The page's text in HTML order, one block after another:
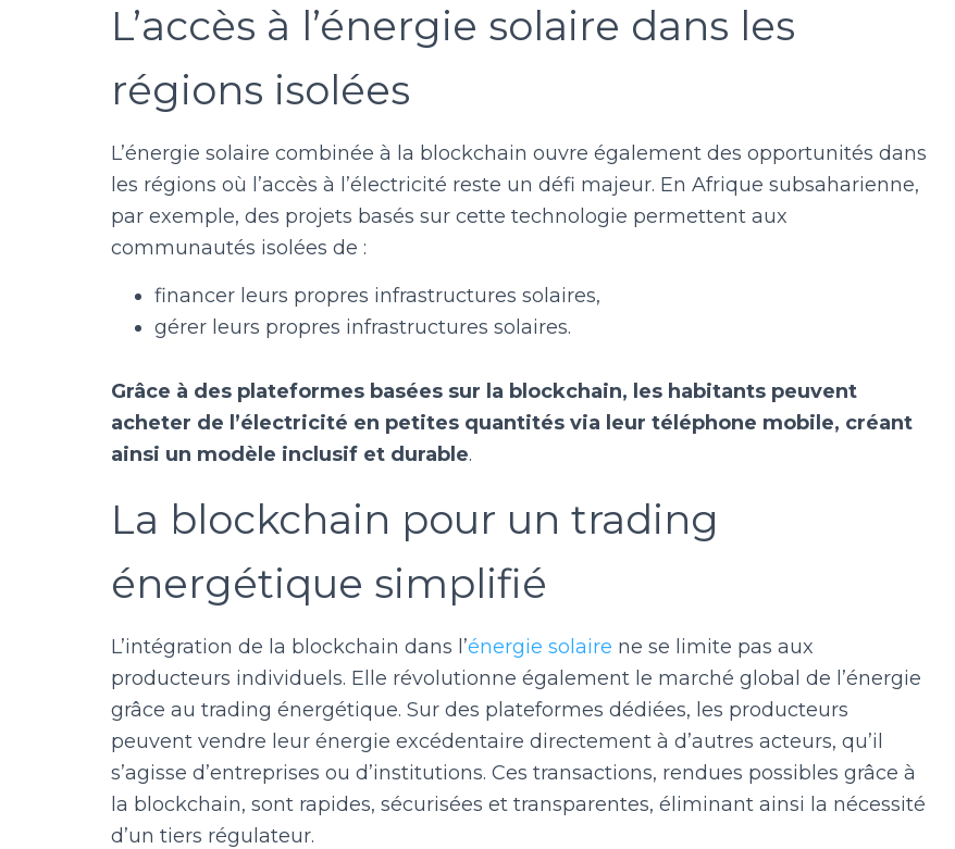
L’accès à l’énergie solaire dans les
régions isolées
L’énergie solaire combinée à la blockchain ouvre également des opportunités dans
les régions où l’accès à l’électricité reste un défi majeur. En Afrique subsaharienne,
par exemple, des projets basés sur cette technologie permettent aux
communautés isolées de :
financer leurs propres infrastructures solaires,
gérer leurs propres infrastructures solaires.
Grâce à des plateformes basées sur la blockchain, les habitants peuvent
acheter de l’électricité en petites quantités via leur téléphone mobile, créant
ainsi un modèle inclusif et durable.
La blockchain pour un trading
énergétique simplifié
L’intégration de la blockchain dans l’énergie solaire ne se limite pas aux
producteurs individuels. Elle révolutionne également le marché global de l’énergie
grâce au trading énergétique. Sur des plateformes dédiées, les producteurs
peuvent vendre leur énergie excédentaire directement à d’autres acteurs, qu’il
s’agisse d’entreprises ou d’institutions. Ces transactions, rendues possibles grâce à
la blockchain, sont rapides, sécurisées et transparentes, éliminant ainsi la nécessité
d’un tiers régulateur.